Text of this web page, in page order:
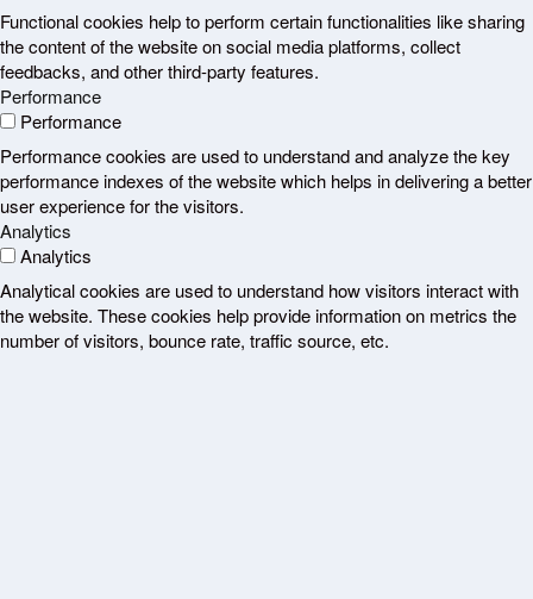
Functional cookies help to perform certain functionalities like sharing
the content of the website on social media platforms, collect
feedbacks, and other third-party features.
Performance
Performance
Performance cookies are used to understand and analyze the key
performance indexes of the website which helps in delivering a better
user experience for the visitors.
Analytics
Analytics
Analytical cookies are used to understand how visitors interact with
the website. These cookies help provide information on metrics the
number of visitors, bounce rate, traffic source, etc.